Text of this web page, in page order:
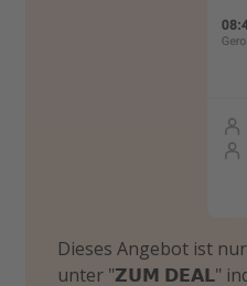
Dieses Angebot ist
unter "𝗭𝗨𝗠 𝗗𝗘𝗔𝗟"